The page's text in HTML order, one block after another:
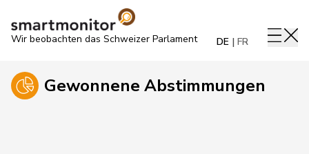
Wir beobachten das Schweizer Parlament DE FR
Gewonnene Abstimmungen